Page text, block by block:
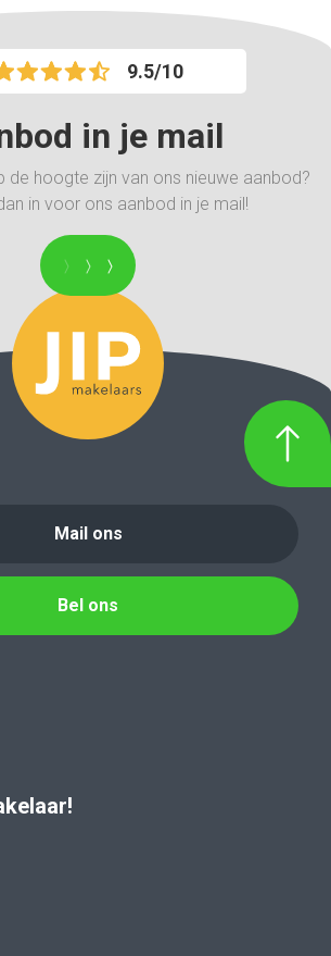
9.5/10
in je mail
de hoogte zijn van ons nieuwe aanbod?
in voor ons aanbod in je mail!
Mail ons
Bel ons